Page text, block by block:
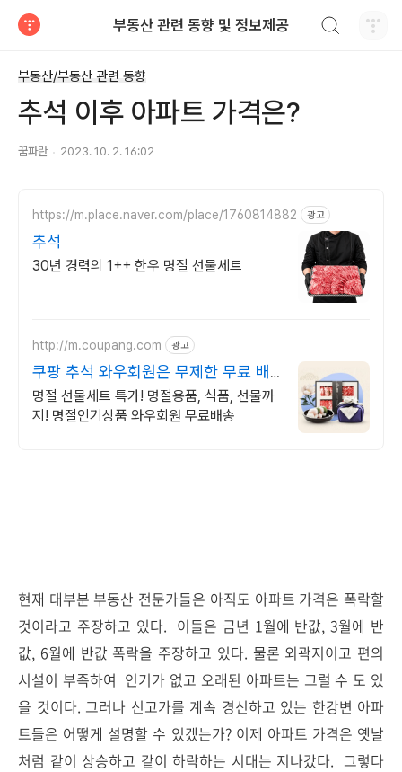
부동산 관련 동향 및 정보제공
부동산/부동산 관련 동향
추석 이후 아파트 가격은?
꿈파란 2023. 10. 2. 16:02
https://m.place.naver.com/place/1760814882 광고
추석
30년 경력의 1++ 한우 명절 선물세트
http://m.coupang.com 광고
쿠팡 추석 와우회원은 무제한 무료 배
송
명절 선물세트 특가! 명절용품, 식품, 선물까
지! 명절인기상품 와우회원 무료배송
현재 대부분 부동산 전문가들은 아직도 아파트 가격은 폭락할
것이라고 주장하고 있다. 이들은 금년 1월에 반값, 3월에 반
값, 6월에 반값 폭락을 주장하고 있다. 물론 외곽지이고 편의
시설이 부족하여 인기가 없고 오래된 아파트는 그럴 수 도 있
을 것이다. 그러나 신고가를 계속 경신하고 있는 한강변 아파
트들은 어떻게 설명할 수 있겠는가? 이제 아파트 가격은 옛날
처럼 같이 상승하고 같이 하락하는 시대는 지나갔다. 그렇다